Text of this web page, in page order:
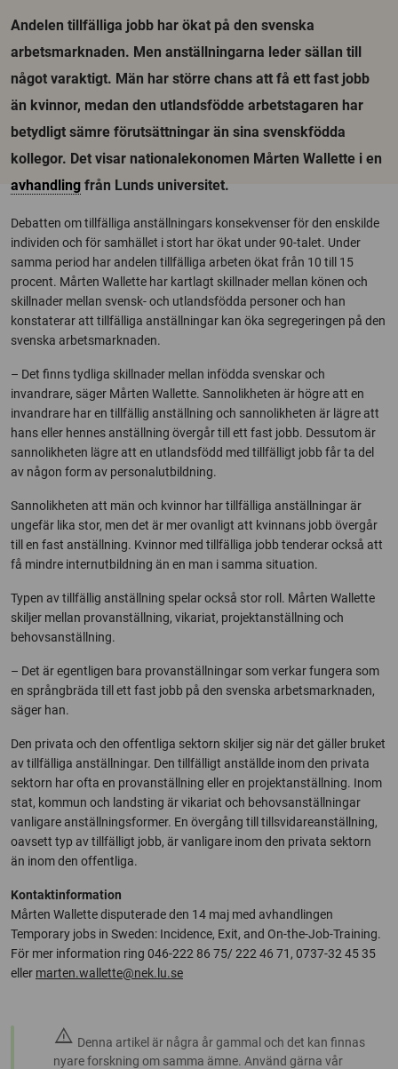
Andelen tillfälliga jobb har ökat på den svenska
arbetsmarknaden. Men anställningarna leder sällan till
något varaktigt. Män har större chans att få ett fast jobb
än kvinnor, medan den utlandsfödde arbetstagaren har
betydligt sämre förutsättningar än sina svenskfödda
kollegor. Det visar nationalekonomen Mårten Wallette i en
avhandling från Lunds universitet.
Debatten om tillfälliga anställningars konsekvenser för den enskilde
individen och för samhället i stort har ökat under 90-talet. Under
samma period har andelen tillfälliga arbeten ökat från 10 till 15
procent. Mårten Wallette har kartlagt skillnader mellan könen och
skillnader mellan svensk- och utlandsfödda personer och han
konstaterar att tillfälliga anställningar kan öka segregeringen på den
svenska arbetsmarknaden.
– Det finns tydliga skillnader mellan infödda svenskar och
invandrare, säger Mårten Wallette. Sannolikheten är högre att en
invandrare har en tillfällig anställning och sannolikheten är lägre att
hans eller hennes anställning övergår till ett fast jobb. Dessutom är
sannolikheten lägre att en utlandsfödd med tillfälligt jobb får ta del
av någon form av personalutbildning.
Sannolikheten att män och kvinnor har tillfälliga anställningar är
ungefär lika stor, men det är mer ovanligt att kvinnans jobb övergår
till en fast anställning. Kvinnor med tillfälliga jobb tenderar också att
få mindre internutbildning än en man i samma situation.
Typen av tillfällig anställning spelar också stor roll. Mårten Wallette
skiljer mellan provanställning, vikariat, projektanställning och
behovsanställning.
– Det är egentligen bara provanställningar som verkar fungera som
en språngbräda till ett fast jobb på den svenska arbetsmarknaden,
säger han.
Den privata och den offentliga sektorn skiljer sig när det gäller bruket
av tillfälliga anställningar. Den tillfälligt anställde inom den privata
sektorn har ofta en provanställning eller en projektanställning. Inom
stat, kommun och landsting är vikariat och behovsanställningar
vanligare anställningsformer. En övergång till tillsvidareanställning,
oavsett typ av tillfälligt jobb, är vanligare inom den privata sektorn
än inom den offentliga.
Kontaktinformation
Mårten Wallette disputerade den 14 maj med avhandlingen
Temporary jobs in Sweden: Incidence, Exit, and On-the-Job-Training.
För mer information ring 046-222 86 75/ 222 46 71, 0737-32 45 35
eller marten.wallette@nek.lu.se
warning Denna artikel är några år gammal och det kan finnas
nyare forskning om samma ämne. Använd gärna vår